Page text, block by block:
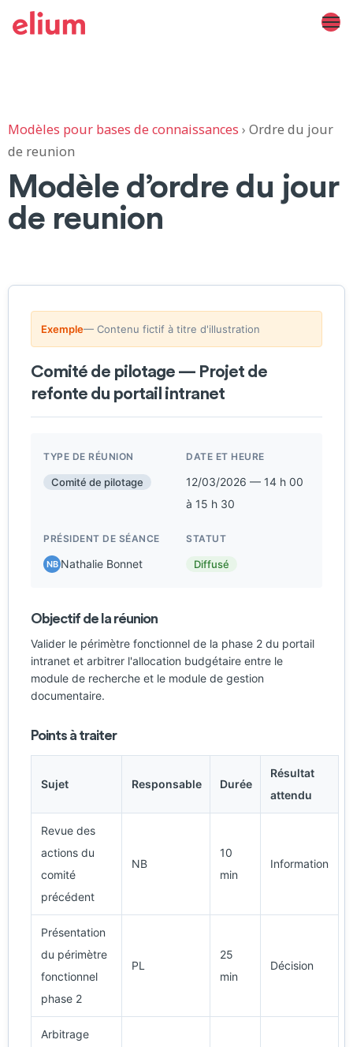
Modèles pour bases de connaissances › Ordre du jour
de reunion
Modèle d’ordre du jour
de reunion
Exemple— Contenu fictif à titre d'illustration
Comité de pilotage — Projet de
refonte du portail intranet
TYPE DE RÉUNION
Comité de pilotage
DATE ET HEURE
12/03/2026 — 14 h 00
à 15 h 30
PRÉSIDENT DE SÉANCE
NB Nathalie Bonnet
STATUT
Diffusé
Objectif de la réunion
Valider le périmètre fonctionnel de la phase 2 du portail
intranet et arbitrer l'allocation budgétaire entre le
module de recherche et le module de gestion
documentaire.
Points à traiter
Sujet Responsable Durée
Résultat
attendu
Revue des
actions du
comité
précédent
NB
10
min
Information
Présentation
du périmètre
fonctionnel
phase 2
PL
25
min
Décision
Arbitrage